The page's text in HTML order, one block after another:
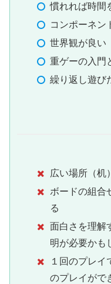
慣れれば時間
コンポーネン
世界観が良い
重ゲーの入門
繰り返し遊び
広い場所（机
ボードの組合
る
面白さを理解
明が必要かも
１回のプレイ
のプレイがで